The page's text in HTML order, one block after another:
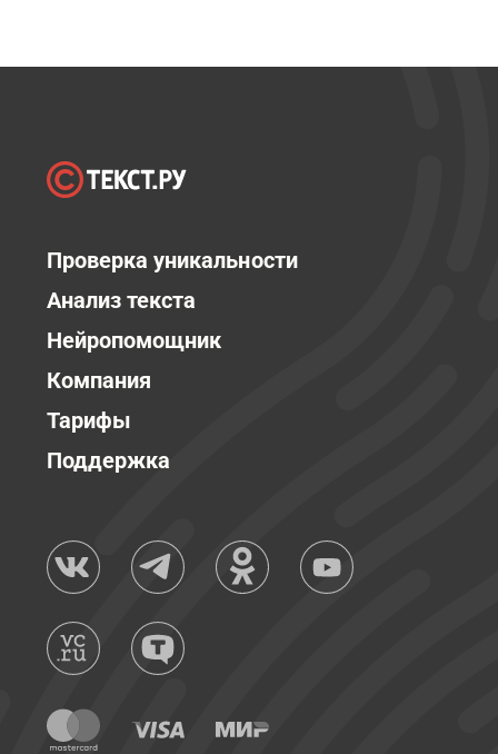
Проверка уникальности
Анализ текста
Нейропомощник
Компания
Тарифы
Поддержка